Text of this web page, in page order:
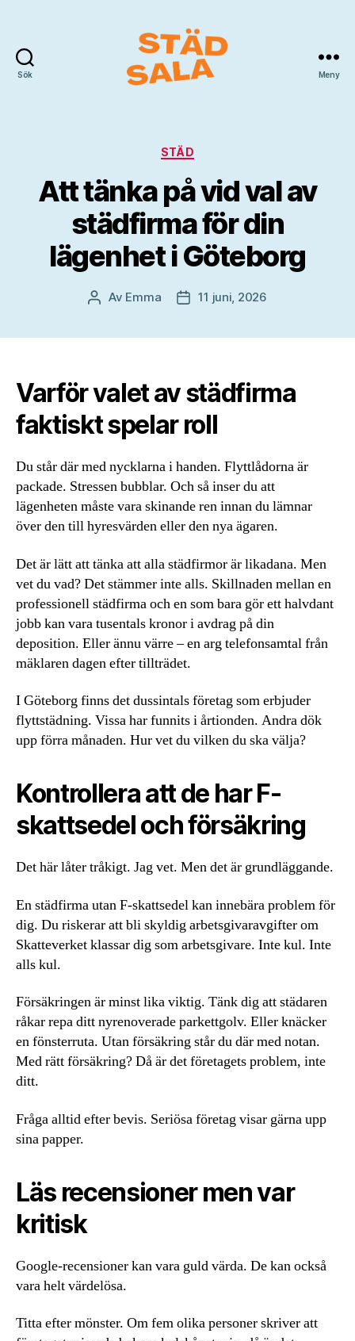
Sök Meny
Kategorier
STÄD
Att tänka på vid val av
städfirma för din
lägenhet i Göteborg
Inläggsförfattare
Av Emma Inläggsdatum
11 juni, 2026
Varför valet av städfirma
faktiskt spelar roll
Du står där med nycklarna i handen. Flyttlådorna är
packade. Stressen bubblar. Och så inser du att
lägenheten måste vara skinande ren innan du lämnar
över den till hyresvärden eller den nya ägaren.
Det är lätt att tänka att alla städfirmor är likadana. Men
vet du vad? Det stämmer inte alls. Skillnaden mellan en
professionell städfirma och en som bara gör ett halvdant
jobb kan vara tusentals kronor i avdrag på din
deposition. Eller ännu värre – en arg telefonsamtal från
mäklaren dagen efter tillträdet.
I Göteborg finns det dussintals företag som erbjuder
flyttstädning. Vissa har funnits i årtionden. Andra dök
upp förra månaden. Hur vet du vilken du ska välja?
Kontrollera att de har F-
skattsedel och försäkring
Det här låter tråkigt. Jag vet. Men det är grundläggande.
En städfirma utan F-skattsedel kan innebära problem för
dig. Du riskerar att bli skyldig arbetsgivaravgifter om
Skatteverket klassar dig som arbetsgivare. Inte kul. Inte
alls kul.
Försäkringen är minst lika viktig. Tänk dig att städaren
råkar repa ditt nyrenoverade parkettgolv. Eller knäcker
en fönsterruta. Utan försäkring står du där med notan.
Med rätt försäkring? Då är det företagets problem, inte
ditt.
Fråga alltid efter bevis. Seriösa företag visar gärna upp
sina papper.
Läs recensioner men var
kritisk
Google-recensioner kan vara guld värda. De kan också
vara helt värdelösa.
Titta efter mönster. Om fem olika personer skriver att